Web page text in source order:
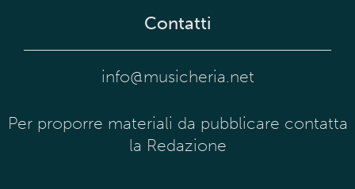
Contatti
info@musicheria.net
Per proporre materiali da pubblicare contatta
la Redazione